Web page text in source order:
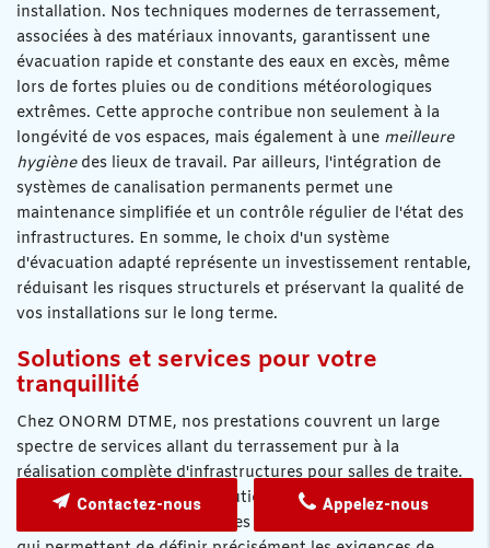
installation. Nos techniques modernes de terrassement,
associées à des matériaux innovants, garantissent une
évacuation rapide et constante des eaux en excès, même
lors de fortes pluies ou de conditions météorologiques
extrêmes. Cette approche contribue non seulement à la
longévité de vos espaces, mais également à une meilleure
hygiènedes lieux de travail. Par ailleurs, l'intégration de
systèmes de canalisation permanents permet une
maintenance simplifiée et un contrôle régulier de l'état des
infrastructures. En somme, le choix d'un système
d'évacuation adapté représente un investissement rentable,
réduisant les risques structurels et préservant la qualité de
vos installations sur le long terme.
Solutions et services pour votre
tranquillité
Chez ONORM DTME, nos prestations couvrent un large
spectre de services allant du terrassement pur à la
réalisation complète d'infrastructures pour salles de traite.
Nous veillons à offrir des solutions adaptées à chaque
besoin, en réalisant des études préliminaires approfondies
Appelez-nous
Contactez-nous